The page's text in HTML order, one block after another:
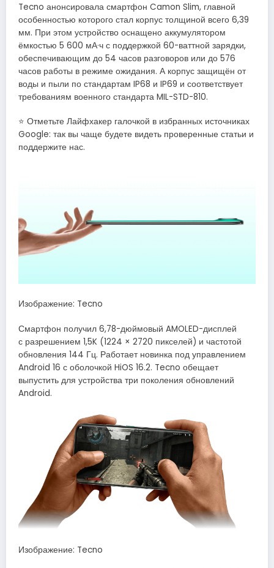
Tecno анонсировала смартфон Camon Slim, главной
особенностью которого стал корпус толщиной всего 6,39
мм. При этом устройство оснащено аккумулятором
ёмкостью 5 600 мА·ч с поддержкой 60-ваттной зарядки,
обеспечивающим до 54 часов разговоров или до 576
часов работы в режиме ожидания. А корпус защищён от
воды и пыли по стандартам IP68 и IP69 и соответствует
требованиям военного стандарта MIL-STD-810.
⭐ Отметьте Лайфхакер галочкой в избранных источниках
Google: так вы чаще будете видеть проверенные статьи и
поддержите нас.
Изображение: Tecno
Смартфон получил 6,78-дюймовый AMOLED-дисплей
с разрешением 1,5K (1224 × 2720 пикселей) и частотой
обновления 144 Гц. Работает новинка под управлением
Android 16 с оболочкой HiOS 16.2. Tecno обещает
выпустить для устройства три поколения обновлений
Android.
Изображение: Tecno